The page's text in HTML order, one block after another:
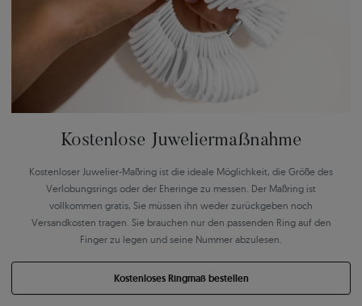
Kostenlose Juweliermaßnahme
Kostenloser Juwelier-Maßring ist die ideale Möglichkeit, die Größe des
Verlobungsrings oder der Eheringe zu messen. Der Maßring ist
vollkommen gratis, Sie müssen ihn weder zurückgeben noch
Versandkosten tragen. Sie brauchen nur den passenden Ring auf den
Finger zu legen und seine Nummer abzulesen.
Kostenloses Ringmaß bestellen